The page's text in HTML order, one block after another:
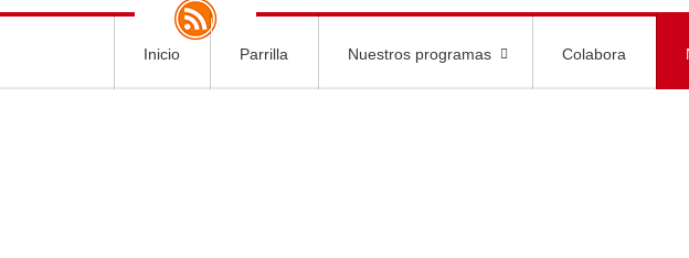
Inicio Parrilla Nuestros programas Colabora